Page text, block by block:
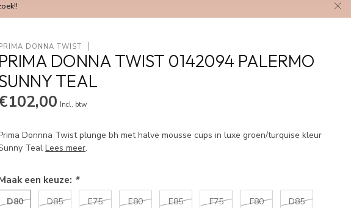
DONNA TWIST
PRIMA DONNA TWIST 0142094 PALERMO
TEAL
Incl. btw
Donnna Twist plunge bh met halve mousse cups in luxe groen/turquise kleur
TealLees meer.
een keuze: *
D80 D85 E75 E80 E85 F75 F80 D85